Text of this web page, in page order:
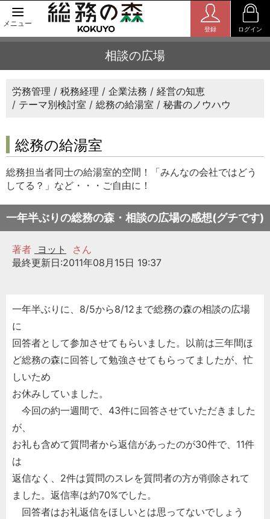
メニュー
登録 ログイン
相談の広場
労務管理 税務経理 企業法務
経営の知恵
テーマ別検討室
総務の給湯室 秘書のノウハウ
総務の給湯室
総務担当者同士の給湯室的空間！「みんなの会社ではどう
してる？」など・・・ご自由に！
一年半ぶりの総務の森・相談の広場の感想(グチです)
著者 ヨット
さん
最終更新日:2011年08月15日 19:37
一年半ぶりに、8/5から8/12まで総務の森の相談の広場
に
回答者として参加させてもらいました。以前は三年間ほ
ど総務の森に回答して勉強させてもらってましたが、忙
しいため
お休みしていました。
今回の約一週間で、43件に回答させていただきました
が、
お礼も含めて質問者から返信があったのが30件で、11件
は
返信なく、2件は質問のスレを質問者の方が削除されて
ました。返信率は約70%でした。
回答者はお礼返信をほしいとは思ってないでしょう